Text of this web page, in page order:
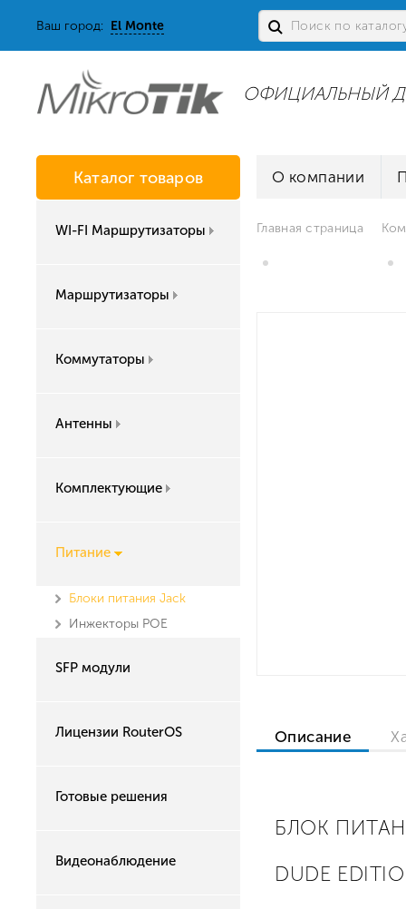
Ваш город: El Monte
ОФИЦИАЛЬНЫЙ
Каталог товаров
WI-FI Маршрутизаторы
Маршрутизаторы
Коммутаторы
Антенны
Комплектующие
Питание
Блоки питания Jack
Инжекторы POE
SFP модули
Лицензии RouterOS
Готовые решения
Видеонаблюдение
О компании
Главная страница
Описание
БЛОК
DUDE